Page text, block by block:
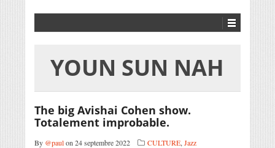
YOUN SUN NAH
The big Avishai Cohen show.
Totalement improbable.
By @paulon 24 septembre 2022 CULTURE, Jazz